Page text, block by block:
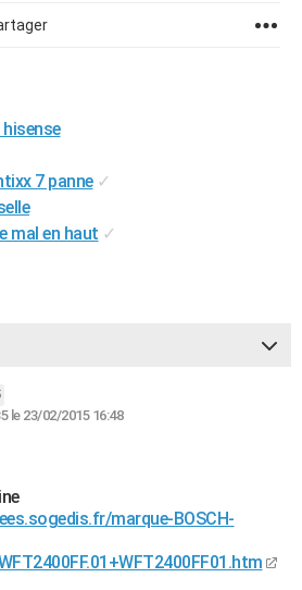
hisense
7 panne ✓
mal en haut ✓
le 23/02/2015 16:48
marque-BOSCH-